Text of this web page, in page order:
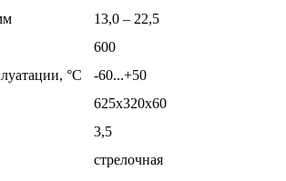
13,0 – 22,5
600
°С
-60...+50
625х320х60
3,5
стрелочная